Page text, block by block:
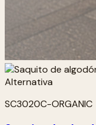
SC3020C-ORGANIC